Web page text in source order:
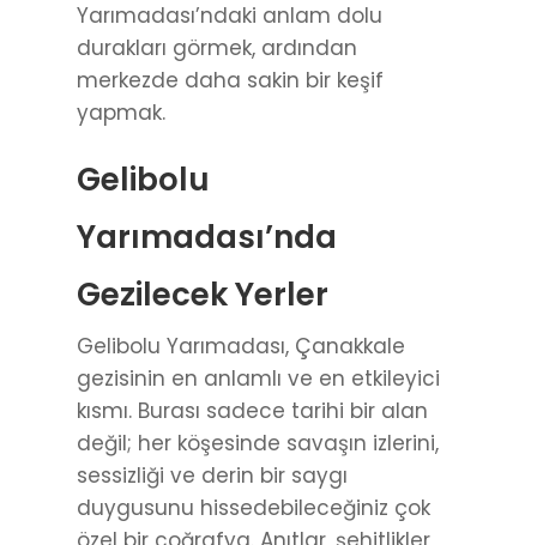
Yarımadası’ndaki anlam dolu
durakları görmek, ardından
merkezde daha sakin bir keşif
yapmak.
Gelibolu
Yarımadası’nda
Gezilecek Yerler
Gelibolu Yarımadası, Çanakkale
gezisinin en anlamlı ve en etkileyici
kısmı. Burası sadece tarihi bir alan
değil; her köşesinde savaşın izlerini,
sessizliği ve derin bir saygı
duygusunu hissedebileceğiniz çok